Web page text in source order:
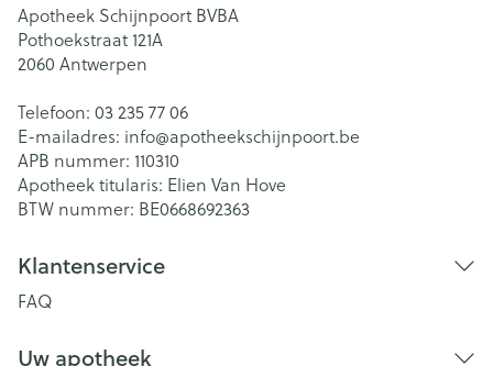
Apotheek Schijnpoort BVBA
Pothoekstraat 121A
2060 Antwerpen
Telefoon: 03 235 77 06
E-mailadres: info@apotheekschijnpoort.be
APB nummer: 110310
Apotheek titularis: Elien Van Hove
BTW nummer: BE0668692363
Klantenservice
FAQ
Uw apotheek